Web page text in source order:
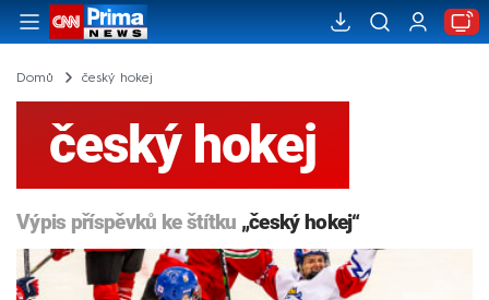
Domů český hokej
český hokej
Výpis příspěvků ke štítku „český hokej“